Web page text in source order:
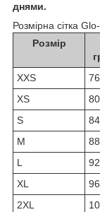
днями.
Розмірна сітка
Розмір
XXS
76
XS
80
S
84
M
88
L
92
XL
96
2XL